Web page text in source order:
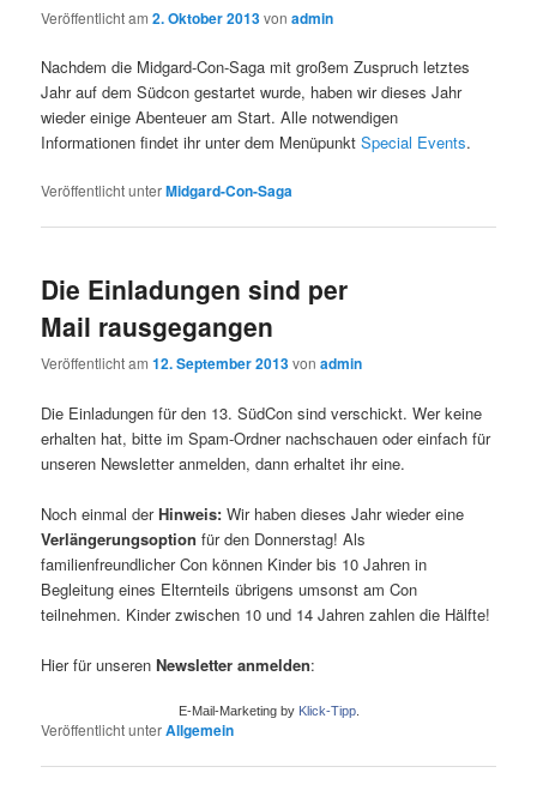
Veröffentlicht am2. Oktober 2013vonadmin
Nachdem die Midgard-Con-Saga mit großem Zuspruch letztes
Jahr auf dem Südcon gestartet wurde, haben wir dieses Jahr
wieder einige Abenteuer am Start. Alle notwendigen
Informationen findet ihr unter dem MenüpunktSpecial Events.
Veröffentlicht unterMidgard-Con-Saga
Die Einladungen sind per
Mail rausgegangen
Veröffentlicht am12. September 2013vonadmin
Die Einladungen für den 13. SüdCon sind verschickt. Wer keine
erhalten hat, bitte im Spam-Ordner nachschauen oder einfach für
unseren Newsletter anmelden, dann erhaltet ihr eine.
Noch einmal derHinweis: Wir haben dieses Jahr wieder eine
Verlängerungsoption für den Donnerstag! Als
familienfreundlicher Con können Kinder bis 10 Jahren in
Begleitung eines Elternteils übrigens umsonst am Con
teilnehmen. Kinder zwischen 10 und 14 Jahren zahlen die Hälfte!
Hier für unserenNewsletter anmelden:
E-Mail-Marketing by Klick-Tipp.
Veröffentlicht unterAllgemein